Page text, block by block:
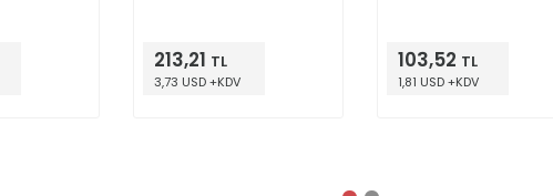
213,21 TL
3,73 USD +KDV
103,52 TL
1,81 USD +KDV